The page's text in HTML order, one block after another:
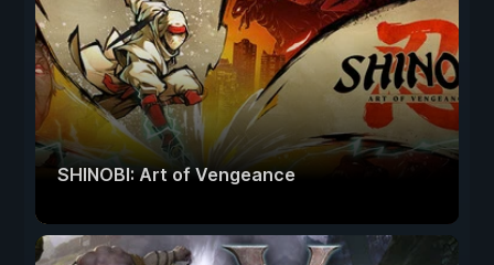
SHINOBI: Art of Vengeance